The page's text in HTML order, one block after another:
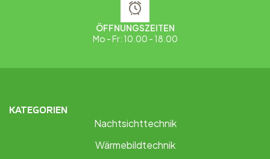
ÖFFNUNGSZEITEN
Mo - Fr: 10.00 - 18.00
KATEGORIEN
Nachtsichttechnik
Wärmebildtechnik